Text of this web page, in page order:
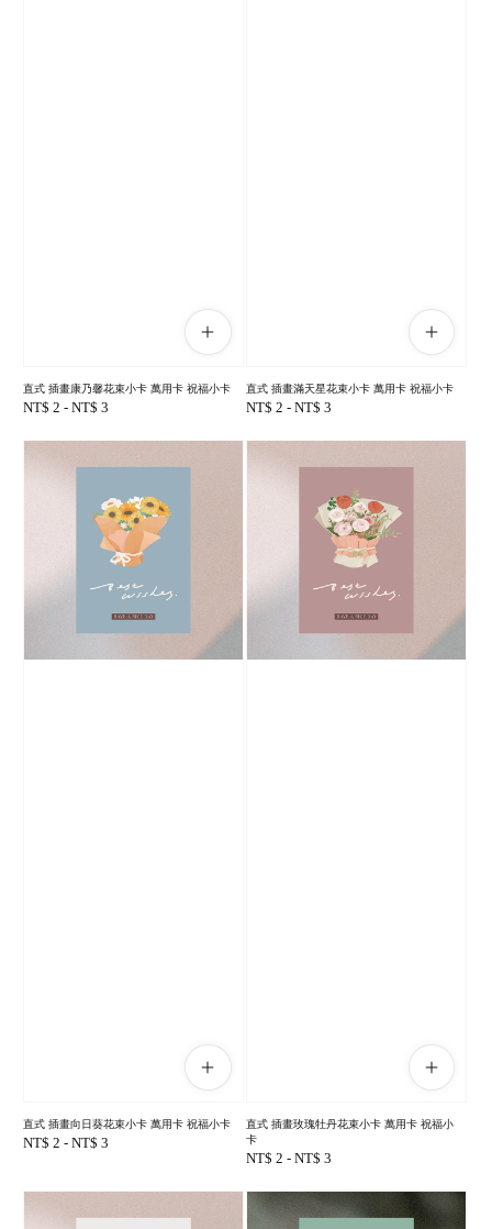
直式 插畫康乃馨花束小卡 萬用卡 祝福小卡
Regular
NT$ 2 - NT$ 3
直式 插畫滿天星花束小卡 萬用卡 祝福小卡
Regular
NT$ 2 - NT$ 3
直式 插畫向日葵花束小卡 萬用卡 祝福小卡
Regular
NT$ 2 - NT$ 3
直式 插畫玫瑰牡丹花束小卡 萬用卡 祝福小
卡
Regular
NT$ 2 - NT$ 3